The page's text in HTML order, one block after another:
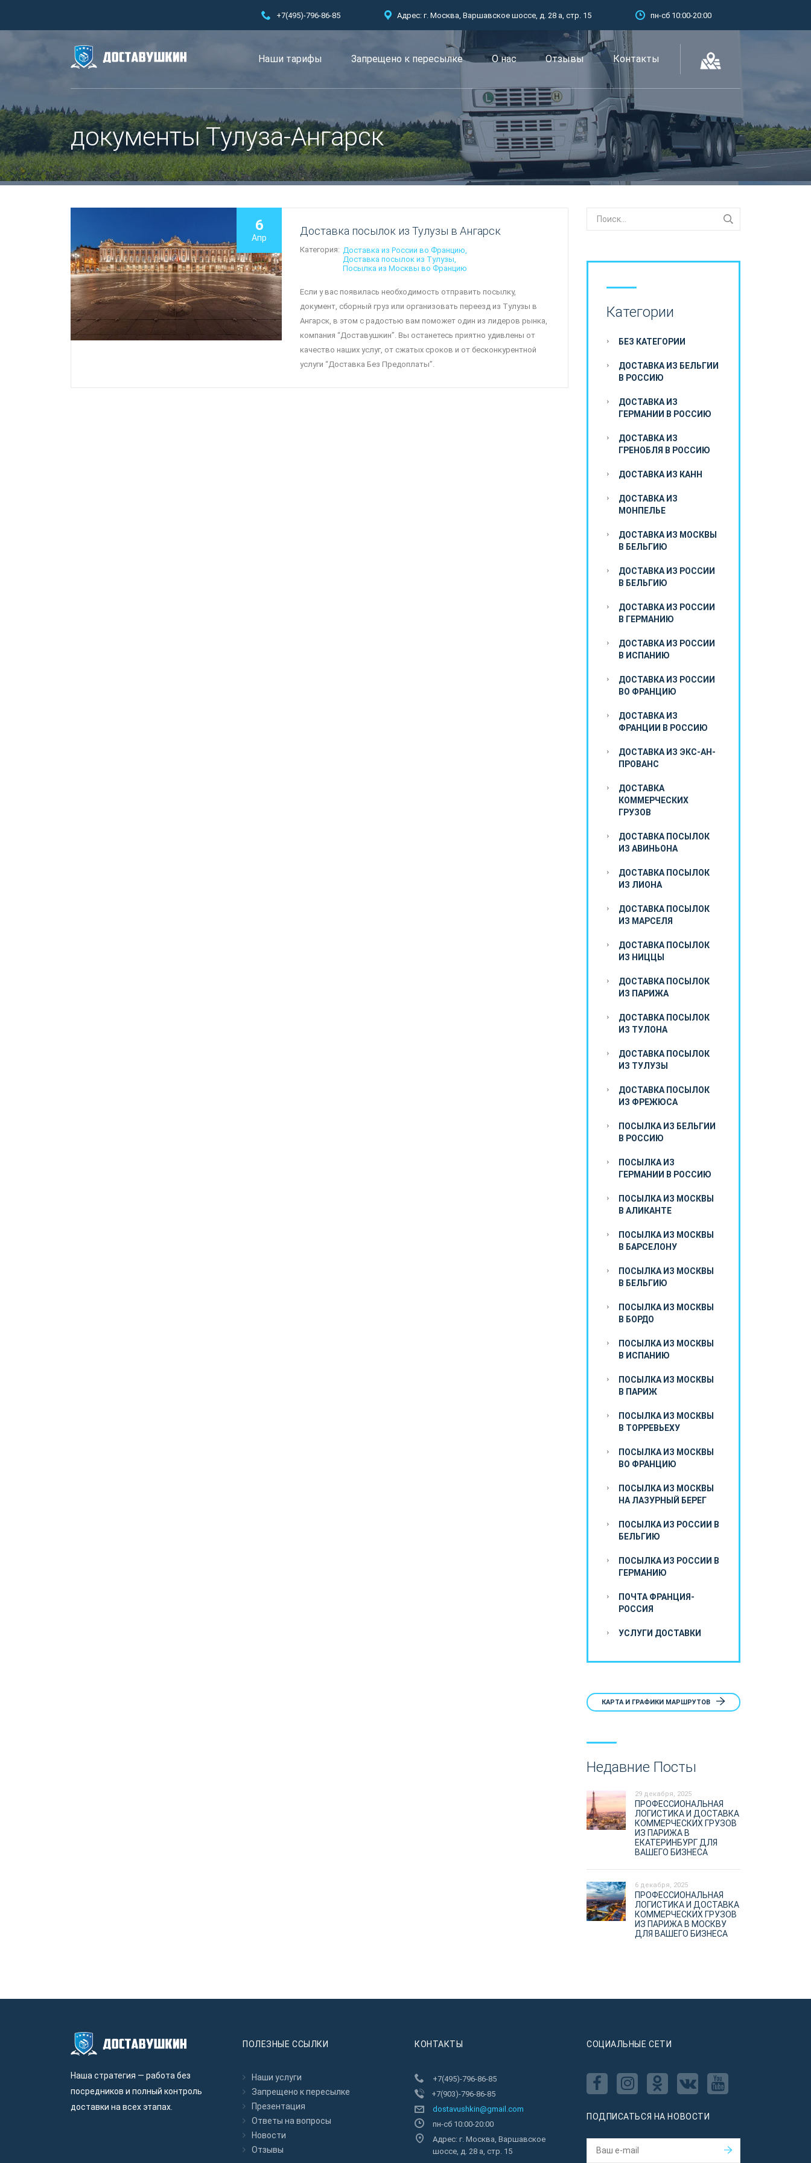
+7(495)-796-86-85 Адрес: г. Москва, Варшавское шоссе, д. 28 а, стр. 15 пн-сб 10:00-20:00
Наши тарифы Запрещено к пересылкe О нас Отзывы Контакты
документы Тулуза-Ангарск
6
Апр
Доставка посылок из Тулузы в Ангарск
Категория: Доставка из России во Францию
Доставка посылок из Тулузы
Посылка из Москвы во Францию
Если у вас появилась необходимость отправить посылку,
документ, сборный груз или организовать переезд из Тулузы в
Ангарск, в этом с радостью вам поможет один из лидеров рынка,
компания “Доставушкин”. Вы останетесь приятно удивлены от
качество наших услуг, от сжатых сроков и от бесконкурентной
услуги “Доставка Без Предоплаты”.
Категории
БЕЗ КАТЕГОРИИ
ДОСТАВКА ИЗ БЕЛЬГИИ
В РОССИЮ
ДОСТАВКА ИЗ
ГЕРМАНИИ В РОССИЮ
ДОСТАВКА ИЗ
ГРЕНОБЛЯ В РОССИЮ
ДОСТАВКА ИЗ КАНН
ДОСТАВКА ИЗ
МОНПЕЛЬЕ
ДОСТАВКА ИЗ МОСКВЫ
В БЕЛЬГИЮ
ДОСТАВКА ИЗ РОССИИ
В БЕЛЬГИЮ
ДОСТАВКА ИЗ РОССИИ
В ГЕРМАНИЮ
ДОСТАВКА ИЗ РОССИИ
В ИСПАНИЮ
ДОСТАВКА ИЗ РОССИИ
ВО ФРАНЦИЮ
ДОСТАВКА ИЗ
ФРАНЦИИ В РОССИЮ
ДОСТАВКА ИЗ ЭКС-АН-
ПРОВАНС
ДОСТАВКА
КОММЕРЧЕСКИХ
ГРУЗОВ
ДОСТАВКА ПОСЫЛОК
ИЗ АВИНЬОНА
ДОСТАВКА ПОСЫЛОК
ИЗ ЛИОНА
ДОСТАВКА ПОСЫЛОК
ИЗ МАРСЕЛЯ
ДОСТАВКА ПОСЫЛОК
ИЗ НИЦЦЫ
ДОСТАВКА ПОСЫЛОК
ИЗ ПАРИЖА
ДОСТАВКА ПОСЫЛОК
ИЗ ТУЛОНА
ДОСТАВКА ПОСЫЛОК
ИЗ ТУЛУЗЫ
ДОСТАВКА ПОСЫЛОК
ИЗ ФРЕЖЮСА
ПОСЫЛКА ИЗ БЕЛЬГИИ
В РОССИЮ
ПОСЫЛКА ИЗ
ГЕРМАНИИ В РОССИЮ
ПОСЫЛКА ИЗ МОСКВЫ
В АЛИКАНТЕ
ПОСЫЛКА ИЗ МОСКВЫ
В БАРСЕЛОНУ
ПОСЫЛКА ИЗ МОСКВЫ
В БЕЛЬГИЮ
ПОСЫЛКА ИЗ МОСКВЫ
В БОРДО
ПОСЫЛКА ИЗ МОСКВЫ
В ИСПАНИЮ
ПОСЫЛКА ИЗ МОСКВЫ
В ПАРИЖ
ПОСЫЛКА ИЗ МОСКВЫ
В ТОРРЕВЬЕХУ
ПОСЫЛКА ИЗ МОСКВЫ
ВО ФРАНЦИЮ
ПОСЫЛКА ИЗ МОСКВЫ
НА ЛАЗУРНЫЙ БЕРЕГ
ПОСЫЛКА ИЗ РОССИИ В
БЕЛЬГИЮ
ПОСЫЛКА ИЗ РОССИИ В
ГЕРМАНИЮ
ПОЧТА ФРАНЦИЯ-
РОССИЯ
УСЛУГИ ДОСТАВКИ
КАРТА И ГРАФИКИ МАРШРУТОВ
Недавние Посты
29 декабря, 2025
ПРОФЕССИОНАЛЬНАЯ
ЛОГИСТИКА И ДОСТАВКА
КОММЕРЧЕСКИХ ГРУЗОВ
ИЗ ПАРИЖА В
ЕКАТЕРИНБУРГ ДЛЯ
ВАШЕГО БИЗНЕСА
6 декабря, 2025
ПРОФЕССИОНАЛЬНАЯ
ЛОГИСТИКА И ДОСТАВКА
КОММЕРЧЕСКИХ ГРУЗОВ
ИЗ ПАРИЖА В МОСКВУ
ДЛЯ ВАШЕГО БИЗНЕСА
Наша стратегия — работа без
посредников и полный контроль
доставки на всех этапах.
ПОЛЕЗНЫЕ ССЫЛКИ
Наши услуги
Запрещено к пересылкe
Презентация
Ответы на вопросы
Новости
Отзывы
КОНТАКТЫ
+7(495)-796-86-85
+7(903)-796-86-85
dostavushkin@gmail.com
пн-сб 10:00-20:00
Адрес: г. Москва, Варшавское
шоссе, д. 28 а, стр. 15
CОЦИАЛЬНЫЕ СЕТИ
ПОДПИСАТЬСЯ НА НОВОСТИ